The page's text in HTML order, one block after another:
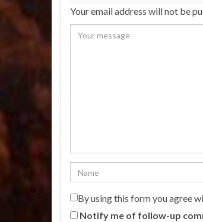
Your email address will not be
By using this form you agree
Notify me of follow-up